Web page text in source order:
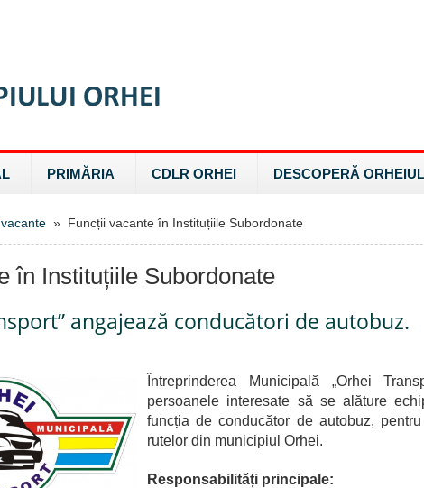
PRIMĂRIA CDLR ORHEI DESCOPERĂ ORHEIUL
» Funcții vacante în Instituțiile Subordonate
în Instituțiile Subordonate
angajează conducători de autobuz.
Întreprinderea Municipală „Orhei
persoanele interesate să se alăture
funcția de conducător de autobuz,
rutelor din municipiul Orhei.
Responsabilități principale: